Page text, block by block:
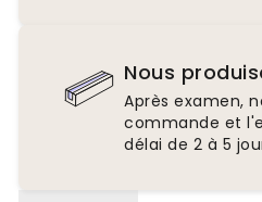
Nous
Après examen,
commande et
délai de 2 à 5